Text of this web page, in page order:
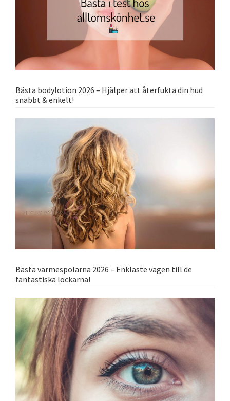
Bästa bodylotion 2026 – Hjälper att återfukta din hud
snabbt & enkelt!
Bästa värmespolarna 2026 – Enklaste vägen till de
fantastiska lockarna!